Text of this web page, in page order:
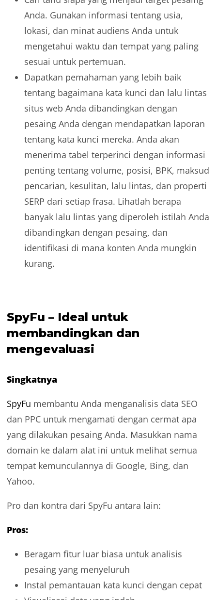
Anda. Gunakan informasi tentang usia,
lokasi, dan minat audiens Anda untuk
mengetahui waktu dan tempat yang paling
sesuai untuk pertemuan.
Dapatkan pemahaman yang lebih baik
tentang bagaimana kata kunci dan lalu lintas
situs web Anda dibandingkan dengan
pesaing Anda dengan mendapatkan laporan
tentang kata kunci mereka. Anda akan
menerima tabel terperinci dengan informasi
penting tentang volume, posisi, BPK, maksud
pencarian, kesulitan, lalu lintas, dan properti
SERP dari setiap frasa. Lihatlah berapa
banyak lalu lintas yang diperoleh istilah Anda
dibandingkan dengan pesaing, dan
identifikasi di mana konten Anda mungkin
kurang.
SpyFu – Ideal untuk
membandingkan dan
mengevaluasi
Singkatnya
SpyFu membantu Anda menganalisis data SEO
dan PPC untuk mengamati dengan cermat apa
yang dilakukan pesaing Anda. Masukkan nama
domain ke dalam alat ini untuk melihat semua
tempat kemunculannya di Google, Bing, dan
Yahoo.
Pro dan kontra dari SpyFu antara lain:
Pros:
Beragam fitur luar biasa untuk analisis
pesaing yang menyeluruh
Instal pemantauan kata kunci dengan cepat